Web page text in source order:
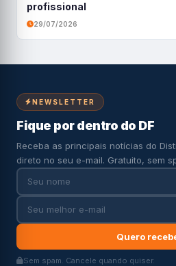
profissional
29/07/2026
NEWSLETTER
Fique por dentro do DF
Receba as principais notícias do
direto no seu e-mail. Gratuito, sem
Quero
Sem spam. Cancele quando quiser.